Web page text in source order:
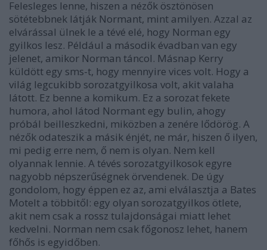
Felesleges lenne, hiszen a nézők ösztönösen
sötétebbnek látják Normant, mint amilyen. Azzal az
elvárással ülnek le a tévé elé, hogy Norman egy
gyilkos lesz. Például a második évadban van egy
jelenet, amikor Norman táncol. Másnap Kerry
küldött egy sms-t, hogy mennyire vices volt. Hogy a
világ legcukibb sorozatgyilkosa volt, akit valaha
látott. Ez benne a komikum. Ez a sorozat fekete
humora, ahol látod Normant egy bulin, ahogy
próbál beilleszkedni, miközben a zenére lődörög. A
nézők odateszik a másik énjét, ne már, hiszen ő ilyen,
mi pedig erre nem, ő nem is olyan. Nem kell
olyannak lennie. A tévés sorozatgyilkosok egyre
nagyobb népszerűségnek örvendenek. De úgy
gondolom, hogy éppen ez az, ami elválasztja a Bates
Motelt a többitől: egy olyan sorozatgyilkos ötlete,
akit nem csak a rossz tulajdonságai miatt lehet
kedvelni. Norman nem csak főgonosz lehet, hanem
főhős is egyidőben.